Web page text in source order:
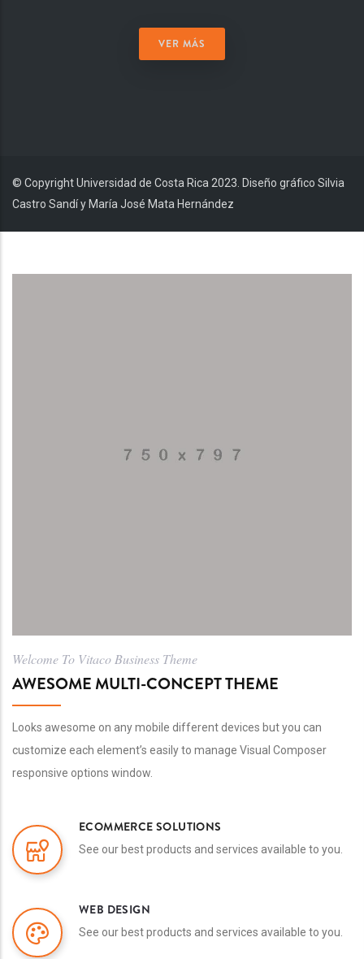
VER MÁS
© Copyright Universidad de Costa Rica 2023. Diseño gráfico Silvia
Castro Sandí y María José Mata Hernández
Welcome To Vitaco Business Theme
AWESOME MULTI-CONCEPT THEME
Looks awesome on any mobile different devices but you can
customize each element’s easily to manage Visual Composer
responsive options window.
ECOMMERCE SOLUTIONS
See our best products and services available to you.
WEB DESIGN
See our best products and services available to you.